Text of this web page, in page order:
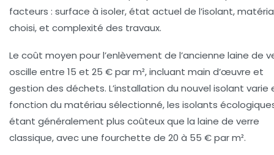
facteurs : surface à isoler, état actuel de l’isolant,
choisi, et complexité des travaux.
Le coût moyen pour l’enlèvement de l’ancienne laine de
oscille entre 15 et 25 € par m², incluant main d’œuvre et
gestion des déchets. L’installation du nouvel isolant varie
fonction du matériau sélectionné, les isolants
étant généralement plus coûteux que la laine de verre
classique, avec une fourchette de 20 à 55 € par m².